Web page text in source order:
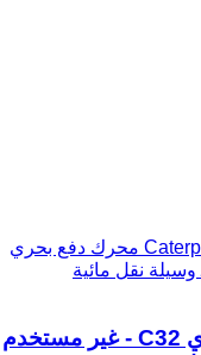
المحرك Caterpillar محرك دفع بحري
المحرك Caterpillar محرك دفع بحري C32 - غير مستخدم